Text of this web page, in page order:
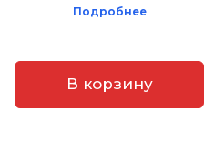
Подробнее
В корзину